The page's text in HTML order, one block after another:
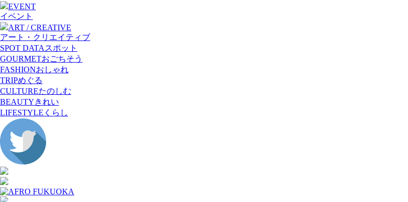
EVENT
イベント
ART / CREATIVE
アート・クリエイティブ
SPOT DATA スポット
GOURMETおごちそう
FASHIONおしゃれ
TRIPめぐる
CULTUREたのしむ
BEAUTYきれい
LIFESTYLE くらし